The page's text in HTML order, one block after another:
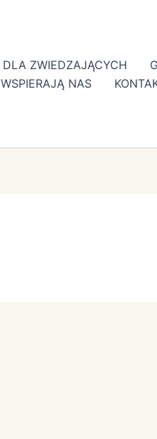
DLA ZWIEDZAJĄCYCH
WSPIERAJĄ NAS